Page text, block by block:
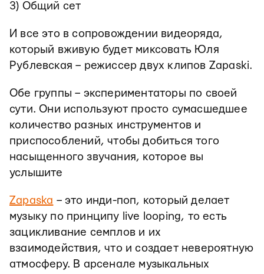
3) Общий сет
И все это в сопровождении видеоряда,
который вживую будет миксовать Юля
Рублевская – режиссер двух клипов Zapaski.
Обе группы – экспериментаторы по своей
сути. Они используют просто сумасшедшее
количество разных инструментов и
приспособлений, чтобы добиться того
насыщенного звучания, которое вы
услышите
Zapaska – это инди-поп, который делает
музыку по принципу live looping, то есть
зацикливание семплов и их
взаимодействия, что и создает невероятную
атмосферу. В арсенале музыкальных